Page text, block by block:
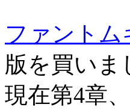
ファントム
版を買いま
現在第4章